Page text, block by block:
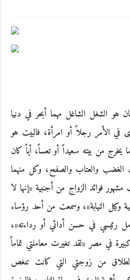
هو الشغل الشاغل مهما أبحر في دنيا
في الأمر رجلاً أو امرأة، فالبيت هو
يخرج من بيته سعيداً أو تعساً، أياً كان
الغضب والعتاب والصفح، وكل منهما
فوائد الزواج من أجنبية «إنها لا
النيابة»، وسمعت من أحد رؤساء
رئيسي في حسن أدائي أو رداءته»،
في مصر «لقد تغيرت معاملتي تماماً
من زوجتي التي كانت تنغص